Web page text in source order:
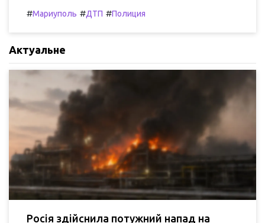
#Мариуполь #ДТП #Полиция
Актуальне
Росія здійснила потужний напад на